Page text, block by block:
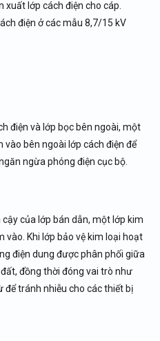
xuất lớp cách điện cho cáp.
điện ở các mẫu 8,7/15 kV
điện và lớp bọc bên ngoài, một
vào bên ngoài lớp cách điện để
ngừa phóng điện cục bộ.
của lớp bán dẫn, một lớp kim
vào. Khi lớp bảo vệ kim loại hoạt
điện dung được phân phối giữa
đồng thời đóng vai trò như
để tránh nhiễu cho các thiết bị